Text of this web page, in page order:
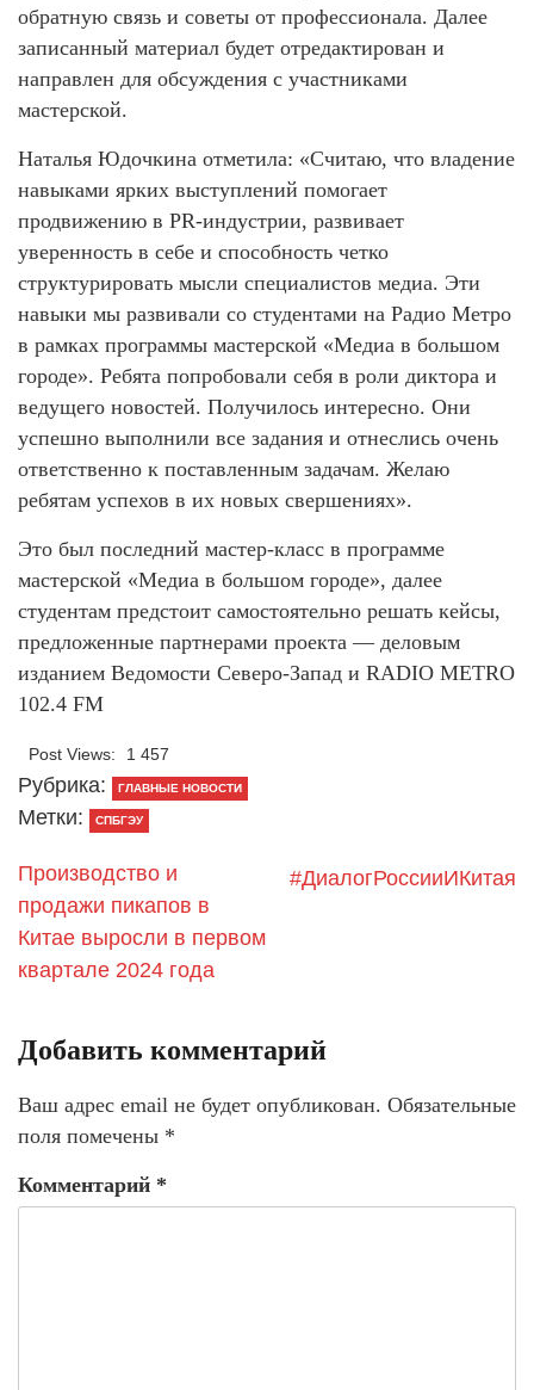
обратную связь и советы от профессионала. Далее
записанный материал будет отредактирован и
направлен для обсуждения с участниками
мастерской.
Наталья Юдочкина отметила: «Считаю, что владение
навыками ярких выступлений помогает
продвижению в PR-индустрии, развивает
уверенность в себе и способность четко
структурировать мысли специалистов медиа. Эти
навыки мы развивали со студентами на Радио Метро
в рамках программы мастерской «Медиа в большом
городе». Ребята попробовали себя в роли диктора и
ведущего новостей. Получилось интересно. Они
успешно выполнили все задания и отнеслись очень
ответственно к поставленным задачам. Желаю
ребятам успехов в их новых свершениях».
Это был последний мастер-класс в программе
мастерской «Медиа в большом городе», далее
студентам предстоит самостоятельно решать кейсы,
предложенные партнерами проекта — деловым
изданием Ведомости Северо-Запад и RADIO METRO
102.4 FM
Post Views: 1 457
Рубрика: ГЛАВНЫЕ НОВОСТИ
Метки: СПБГЭУ
Производство и
продажи пикапов в
Китае выросли в первом
квартале 2024 года
#ДиалогРоссииИКитая
Добавить комментарий
Ваш адрес email не будет опубликован. Обязательные
поля помечены *
Комментарий *